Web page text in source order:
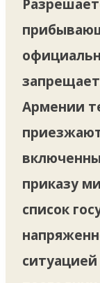
Армении
приказу
список